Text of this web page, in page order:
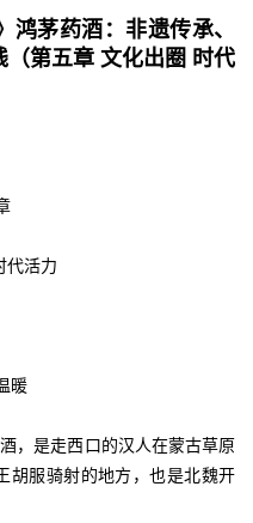
鸿茅药酒：非遗传承、
第五章 文化出圈 时代
代活力
暖
是走西口的汉人在蒙古草原
胡服骑射的地方，也是北魏开